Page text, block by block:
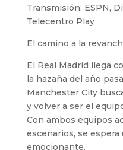
Transmisión: ESPN,
Telecentro Play
El camino a la
El Real Madrid llega
la hazaña del año
Manchester City
y volver a ser el
Con ambos equipos
escenarios, se
emocionante.